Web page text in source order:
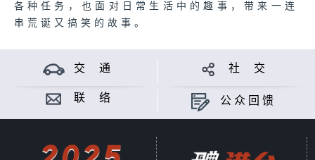
各种任务，也面对日常生活中的趣事，带来一连
串荒诞又搞笑的故事。
交 通 社 交
联 络 公众回馈